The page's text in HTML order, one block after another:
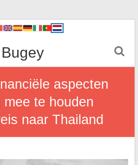
aspecten
mee te houden
naar Thailand